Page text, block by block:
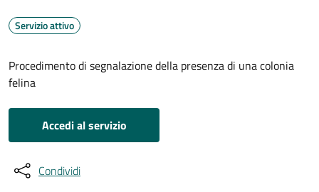
Servizio attivo
Procedimento di segnalazione della presenza di una colonia
felina
Accedi al servizio
Condividi